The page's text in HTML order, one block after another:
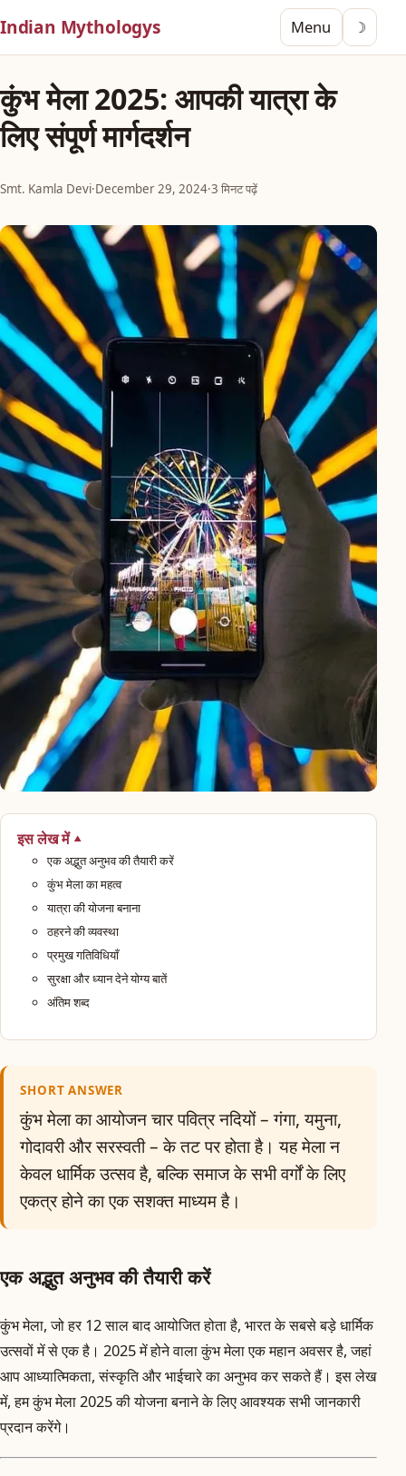
Indian Mythologys Menu ☽
कुंभ मेला 2025: आपकी यात्रा के
लिए संपूर्ण मार्गदर्शन
Smt. Kamla Devi·December 29, 2024·3 मिनट पढ़ें
इस लेख में
एक अद्भुत अनुभव की तैयारी करें
कुंभ मेला का महत्व
यात्रा की योजना बनाना
ठहरने की व्यवस्था
प्रमुख गतिविधियाँ
सुरक्षा और ध्यान देने योग्य बातें
अंतिम शब्द
SHORT ANSWER
कुंभ मेला का आयोजन चार पवित्र नदियों – गंगा, यमुना,
गोदावरी और सरस्वती – के तट पर होता है। यह मेला न
केवल धार्मिक उत्सव है, बल्कि समाज के सभी वर्गों के लिए
एकत्र होने का एक सशक्त माध्यम है।
एक अद्भुत अनुभव की तैयारी करें
कुंभ मेला, जो हर 12 साल बाद आयोजित होता है, भारत के सबसे बड़े धार्मिक
उत्सवों में से एक है। 2025 में होने वाला कुंभ मेला एक महान अवसर है, जहां
आप आध्यात्मिकता, संस्कृति और भाईचारे का अनुभव कर सकते हैं। इस लेख
में, हम कुंभ मेला 2025 की योजना बनाने के लिए आवश्यक सभी जानकारी
प्रदान करेंगे।